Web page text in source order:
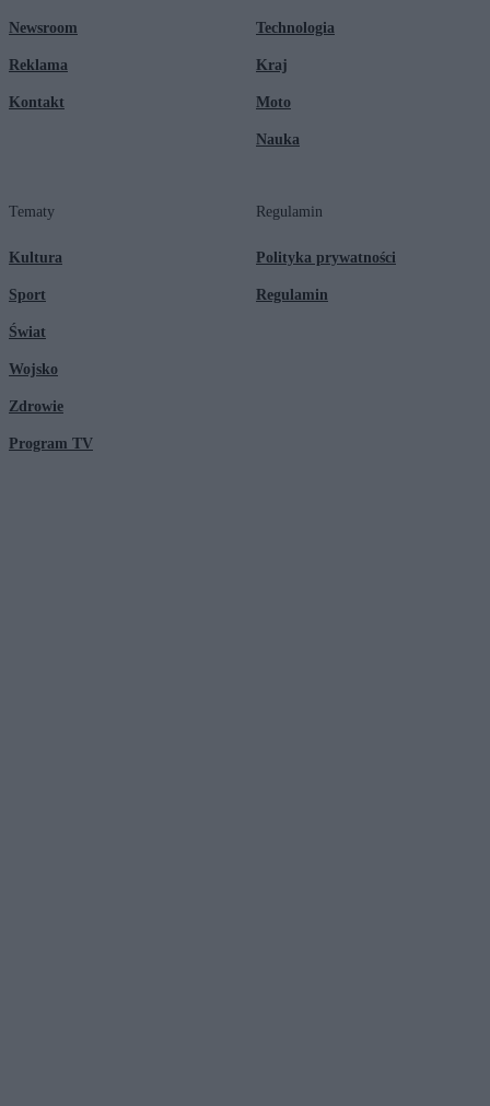
Newsroom
Reklama
Kontakt
Technologia
Kraj
Moto
Nauka
Tematy
Kultura
Sport
Świat
Wojsko
Zdrowie
Program TV
Regulamin
Polityka prywatności
Regulamin